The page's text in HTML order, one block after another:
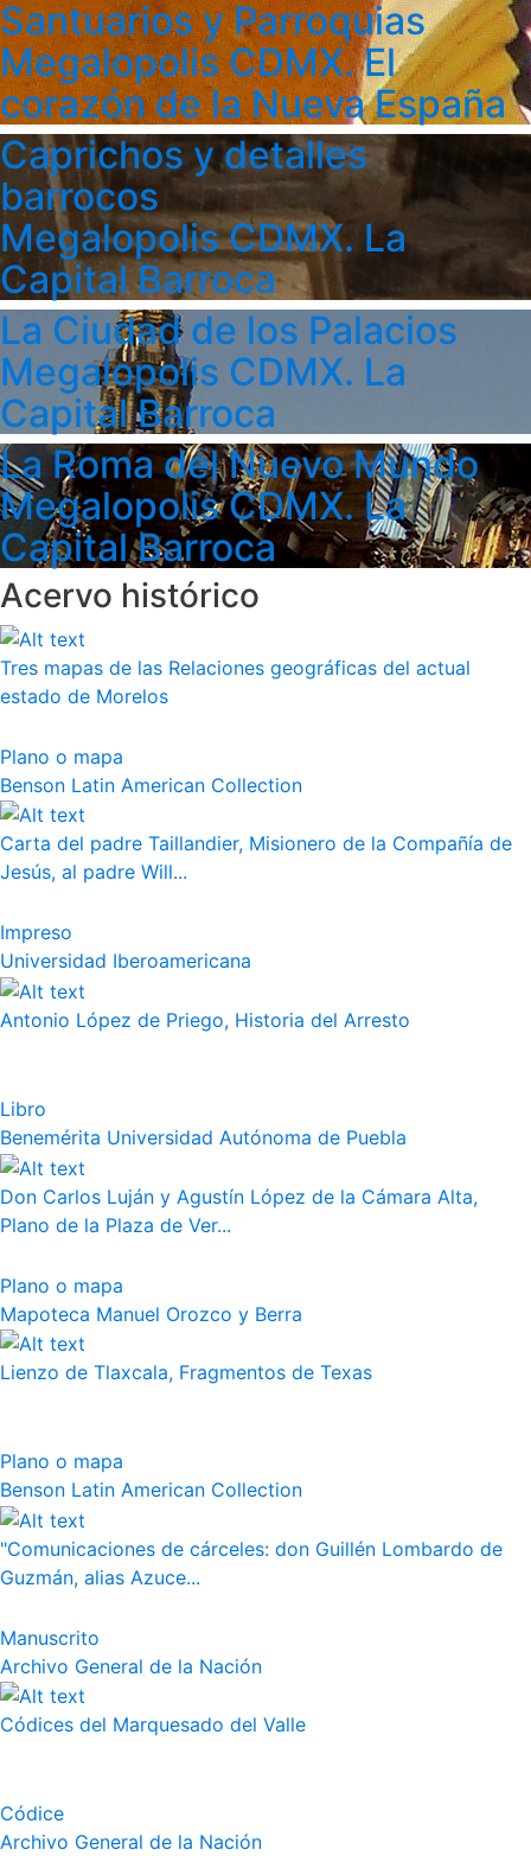
Santuarios y Parroquias
Megalopolis CDMX. El
corazón de la Nueva España
Caprichos y detalles
barrocos
Megalopolis CDMX. La
Capital Barroca
La Ciudad de los Palacios
Megalopolis CDMX. La
Capital Barroca
La Roma del Nuevo Mundo
Megalopolis CDMX. La
Capital Barroca
Acervo histórico
Tres mapas de las Relaciones geográficas del actual
estado de Morelos
Plano o mapa
Benson Latin American Collection
Carta del padre Taillandier, Misionero de la Compañía de
Jesús, al padre Will...
Impreso
Universidad Iberoamericana
Antonio López de Priego, Historia del Arresto
Libro
Benemérita Universidad Autónoma de Puebla
Don Carlos Luján y Agustín López de la Cámara Alta,
Plano de la Plaza de Ver...
Plano o mapa
Mapoteca Manuel Orozco y Berra
Lienzo de Tlaxcala, Fragmentos de Texas
Plano o mapa
Benson Latin American Collection
"Comunicaciones de cárceles: don Guillén Lombardo de
Guzmán, alias Azuce...
Manuscrito
Archivo General de la Nación
Códices del Marquesado del Valle
Códice
Archivo General de la Nación